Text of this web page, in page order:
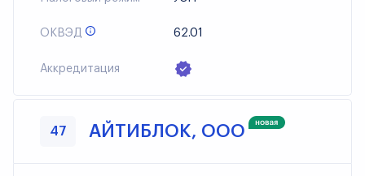
ОКВЭД 62.01
Аккредитация
47 АЙТИБЛОК, ООО